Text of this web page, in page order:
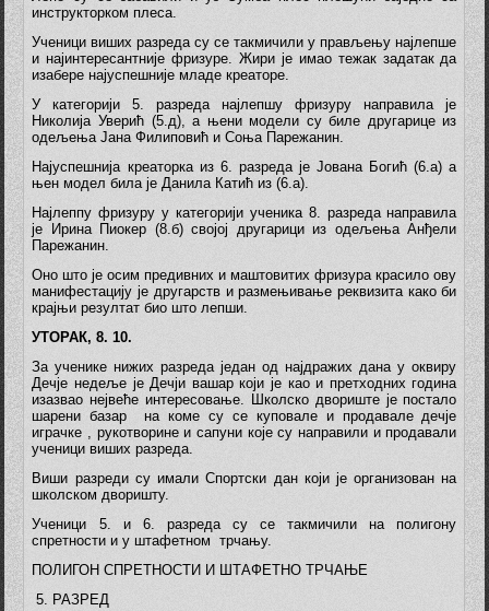
инструкторком плеса.
Ученици виших разреда су се такмичили у прављењу најлепше
и најинтересантније фризуре. Жири је имао тежак задатак да
изабере најуспешније младе креаторе.
У категорији 5. разреда најлепшу фризуру направила је
Николија Уверић (5.д), а њени модели су биле другарице из
одељења Јана Филиповић и Соња Парежанин.
Најуспешнија креаторка из 6. разреда је Јована Богић (6.а) а
њен модел била је Данила Катић из (6.а).
Најлеппу фризуру у категорији ученика 8. разреда направила
је Ирина Пиокер (8.б) својој другарици из одељења Анђели
Парежанин.
Оно што је осим предивних и маштовитих фризура красило ову
манифестацију је другарств и размењивање реквизита како би
крајњи резултат био што лепши.
УТОРАК, 8. 10.
За ученике нижих разреда један од најдражих дана у оквиру
Дечје недеље је Дечји вашар који је као и претходних година
изазвао нејвеће интересовање. Школско двориште је постало
шарени базар на коме су се куповале и продавале дечје
играчке , рукотворине и сапуни које су направили и продавали
ученици виших разреда.
Виши разреди су имали Спортски дан који је организован на
школском дворишту.
Ученици 5. и 6. разреда су се такмичили на полигону
спретности и у штафетном трчању.
ПОЛИГОН СПРЕТНОСТИ И ШТАФЕТНО ТРЧАЊЕ
5. РАЗРЕД